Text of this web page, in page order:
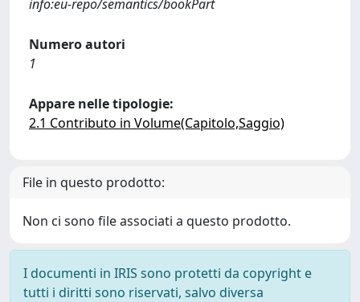
info:eu-repo/semantics/bookPart
Numero autori
1
Appare nelle tipologie:
2.1 Contributo in Volume(Capitolo,Saggio)
File in questo prodotto:
Non ci sono file associati a questo prodotto.
I documenti in IRIS sono protetti da copyright e
tutti i diritti sono riservati, salvo diversa